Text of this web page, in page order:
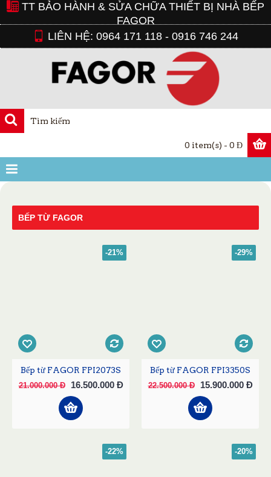
TT BẢO HÀNH & SỬA CHỮA THIẾT BỊ NHÀ BẾP
FAGOR
LIÊN HỆ: 0964 171 118 - 0916 746 244
0 item(s) - 0 Đ
BẾP TỪ FAGOR
-21%
Bếp từ FAGOR FPI2073S
21.000.000 Đ 16.500.000 Đ
-29%
Bếp từ FAGOR FPI3350S
22.500.000 Đ 15.900.000 Đ
-22% -20%